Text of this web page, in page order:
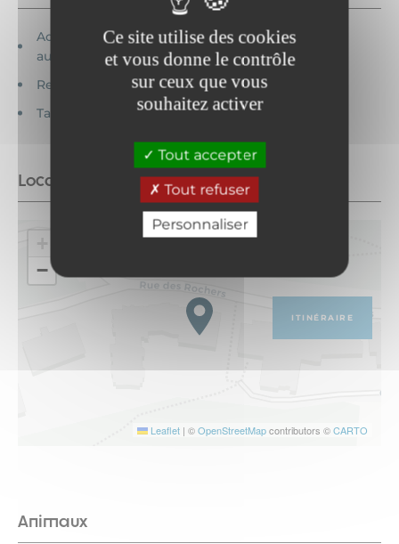
Ce site utilise des cookies
et vous donne le contrôle
sur ceux que vous
souhaitez activer
Tout accepter
Tout refuser
Personnaliser
Accessible en fauteuil roulant en
autonomie
Revêtement dur
Table accessible
Localisation
+
−
Leaflet | ©OpenStreetMapcontributors ©CARTO
ITINÉRAIRE
Animaux